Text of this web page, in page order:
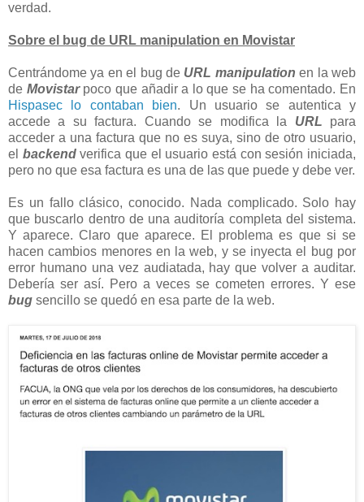
verdad.
Sobre el bug de URL manipulation en Movistar
Centrándome ya en el bug de URL manipulation en la web
de Movistarpoco que añadir a lo que se ha comentado. En
Hispasec lo contaban bien. Un usuario se autentica y
accede a su factura. Cuando se modifica la URL para
acceder a una factura que no es suya, sino de otro usuario,
el backendverifica que el usuario está con sesión iniciada,
pero no que esa factura es una de las que puede y debe ver.
Es un fallo clásico, conocido. Nada complicado. Solo hay
que buscarlo dentro de una auditoría completa del sistema.
Y aparece. Claro que aparece. El problema es que si se
hacen cambios menores en la web, y se inyecta el bug por
error humano una vez audiatada, hay que volver a auditar.
Debería ser así. Pero a veces se cometen errores. Y ese
bug sencillo se quedó en esa parte de la web.